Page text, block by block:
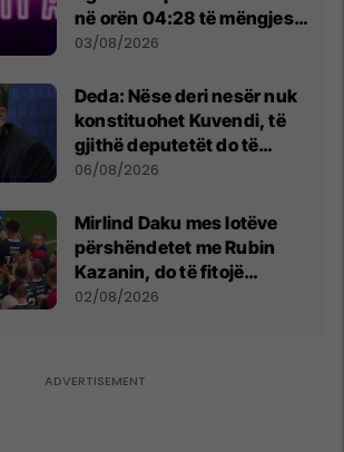
në orën 04:28 të mëngjesit
- dhe bota digjitale serbe
03/08/2026
Deda: Nëse deri nesër nuk
konstituohet Kuvendi, të
gjithë deputetët do të
bëjnë shkelje të rëndë
06/08/2026
Mirlind Daku mes lotëve
përshëndetet me Rubin
Kazanin, do të fitojë
miliona te Spartak Moska
02/08/2026